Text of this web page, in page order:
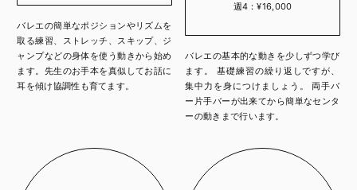
バレエの簡単なポジションやリズムを
取る練習、ストレッチ、スキップ、ジ
ャンプなどの身体を使う動きから始め
ます。先生のお手本を真似してお話に
耳を傾け協調性も育てます。
週4：¥16,000
バレエの基本的な動きを少しずつ学び
ます。 基礎練習の繰り返しですが、
集中力を身につけましょう。 両手バ
ー片手バーが出来てから簡単なセンタ
ーの動きまで行います。